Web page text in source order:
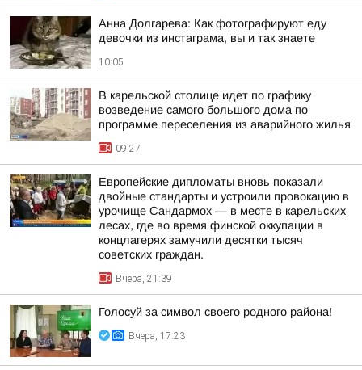
Анна Долгарева: Как фотографируют еду
девочки из инстаграма, вы и так знаете
10:05
В карельской столице идет по графику
возведение самого большого дома по
программе переселения из аварийного жилья
09:27
Европейские дипломаты вновь показали
двойные стандарты и устроили провокацию в
урочище Сандармох — в месте в карельских
лесах, где во время финской оккупации в
концлагерях замучили десятки тысяч
советских граждан.
Вчера, 21:39
Голосуй за символ своего родного района!
Вчера, 17:23